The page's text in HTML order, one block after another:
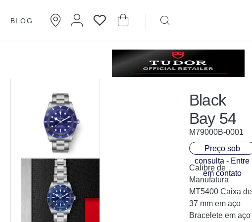
Brincos
Cartier
BLOG
Black
Bay 54
M79000B-0001
Preço sob
consulta - Entre
em contato
Calibre de
Manufatura
MT5400 Caixa de
37 mm em aço
Bracelete em aço